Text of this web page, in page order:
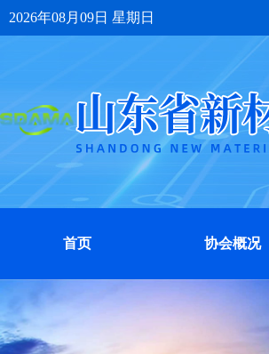
2026年08月09日 星期日
首页 协会概况